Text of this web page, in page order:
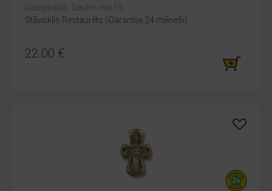
Daugavpils, Saules iela 55
Stāvoklis Restaurēts (Garantija 24 mēneši)
22.00 €